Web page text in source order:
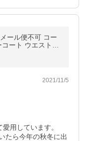
ール便不可 コー
ート ウエストリ
イク サイドスリ
2021/11/5
用しています。
たら今年の秋冬に出